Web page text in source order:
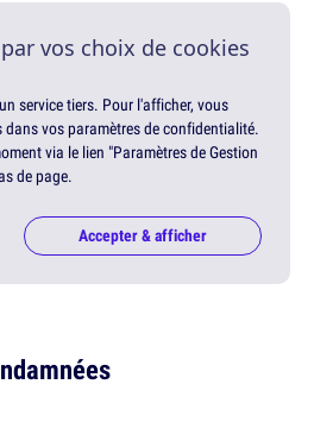
vos choix de cookies
service tiers. Pour l'afficher, vous
dans vos paramètres de confidentialité.
via le lien "Paramètres de Gestion
de page.
Accepter & afficher